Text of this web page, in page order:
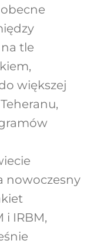
tle
większej
nowoczesny
i IRBM,